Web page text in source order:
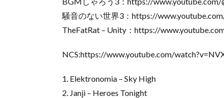
騒音のない世界3：https://
TheFatRat – Unity：https://
NCS:https://www.youtube.com/
1. Elektronomia – Sky High
2. Janji – Heroes Tonight